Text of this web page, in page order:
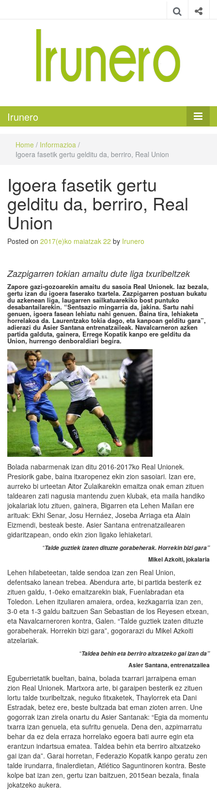
Irunero
Home / Informazioa /
Igoera fasetik gertu gelditu da, berriro, Real Union
Igoera fasetik gertu
gelditu da, berriro, Real
Union
Posted on 2017(e)ko maiatzak 22 by Irunero
Zazpigarren tokian amaitu dute liga txuribeltzek
Zapore gazi-gozoarekin amaitu du sasoia Real Unionek. Iaz bezala,
gertu izan du igoera faserako txartela. Zazpigarren postuan bukatu
du azkenean liga, laugarren sailkatuarekiko bost puntuko
desabantailarekin. “Sentsazio mingarria da, jakina. Sartu nahi
genuen, igoera fasean lehiatu nahi genuen. Baina tira, lehiaketa
horrelakoa da. Laurentzako tokia dago, eta kanpoan gelditu gara”,
adierazi du Asier Santana entrenatzaileak. Navalcarneron azken
partida galduta, gainera, Errege Kopatik kanpo ere gelditu da
Union, hurrengo denboraldiari begira.
Bolada nabarmenak izan ditu 2016-2017ko Real Unionek.
Presiorik gabe, baina itxaropenez ekin zion sasoiari. Izan ere,
aurreko bi urteetan Aitor Zulaikarekin emaitza onak eman zituen
taldearen zati nagusia mantendu zuen klubak, eta maila handiko
jokalariak lotu zituen, gainera, Bigarren eta Lehen Mailan ere
arituak: Ekhi Senar, Josu Hernáez, Joseba Arriaga eta Alain
Eizmendi, besteak beste. Asier Santana entrenatzailearen
gidaritzapean, ondo ekin zion ligako lehiaketari.
“Talde guztiek izaten dituzte gorabeherak. Horrekin bizi gara”
Mikel Azkoiti, jokalaria
Lehen hilabeteetan, talde sendoa izan zen Real Union,
defentsako lanean trebea. Abendura arte, bi partida besterik ez
zituen galdu, 1-0eko emaitzarekin biak, Fuenlabradan eta
Toledon. Lehen itzuliaren amaiera, ordea, kezkagarria izan zen,
3-0 eta 1-3 galdu baitzuen San Sebastian de los Reyesen etxean,
eta Navalcarneroren kontra, Galen. “Talde guztiek izaten dituzte
gorabeherak. Horrekin bizi gara”, gogorarazi du Mikel Azkoiti
atzelariak.
“Taldea behin eta berriro altxatzeko gai izan da”
Asier Santana, entrenatzailea
Eguberrietatik bueltan, baina, bolada txarrari jarraipena eman
zion Real Unionek. Martxora arte, bi garaipen besterik ez zituen
lortu talde txuribeltzak, neguko fitxaketek, Thaylorrek eta Dani
Estradak, betez ere, beste bultzada bat eman zioten arren. Une
gogorrak izan zirela onartu du Asier Santanak: “Egia da momentu
txarra izan genuela, eta sufritu genuela. Dena den, azpimarratu
behar da ez dela erraza horrelako egoera bati aurre egin eta
erantzun indartsua ematea. Taldea behin eta berriro altxatzeko
gai izan da”. Garai horretan, Federazio Kopatik kanpo geratu zen
talde irundarra, finalerdietan, Atlético Saguntinoren kontra. Beste
kolpe bat izan zen, gertu izan baitzuen, 2015ean bezala, finala
jokatzeko aukera.